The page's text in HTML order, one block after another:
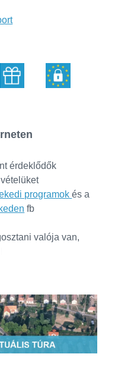
érdeklődők
programokés a
fb
valója van,